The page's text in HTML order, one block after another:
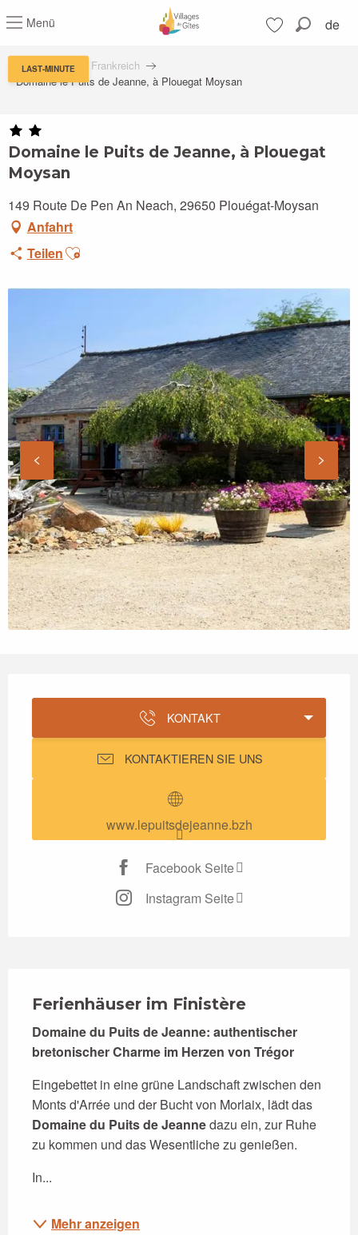
au
principal
LAST-MINUTE
Menü de
Feriendörfern in Frankreich
Domaine le Puits de Jeanne, à Plouegat Moysan
Domaine le Puits de Jeanne, à Plouegat
Moysan
149 Route De Pen An Neach, 29650 Plouégat-Moysan
Anfahrt
TeilenAjouter aux favoris
KONTAKT
KONTAKTIEREN SIE UNS
www.lepuitsdejeanne.bzh
Facebook Seite
Instagram Seite
Ferienhäuser im Finistère
Domaine du Puits de Jeanne: authentischer
bretonischer Charme im Herzen von Trégor
Eingebettet in eine grüne Landschaft zwischen den
Domaine du Puits de Jeanne dazu ein, zur Ruhe
zu kommen und das Wesentliche zu genießen.
In...
Mehr anzeigen